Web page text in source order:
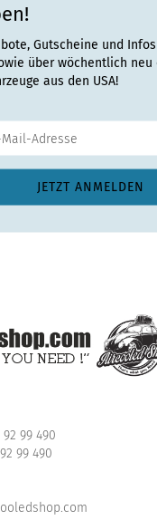
Gutscheine und
über wöchentlich
aus den USA!
92 99 490
99 490